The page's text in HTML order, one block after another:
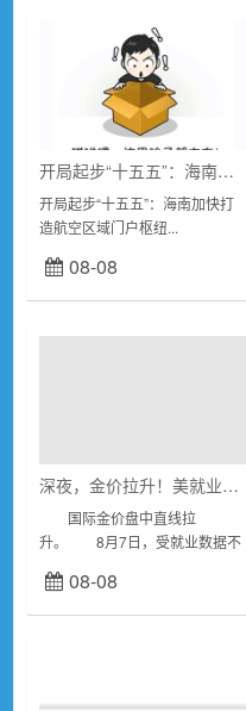
开局起步“十五五”：海南加快打造航空区域门户枢纽
开局起步“十五五”：海南加快打
造航空区域门户枢纽...
08-08
深夜，金价拉升！美就业数据远低于预期，加息或生变
国际金价盘中直线拉
升。 8月7日，受就业数据不
温，美股开盘后普遍上涨。科技
股涨幅居前，纳斯达克指数上涨
08-08